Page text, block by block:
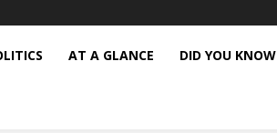
AT A GLANCE DID YOU KNOW